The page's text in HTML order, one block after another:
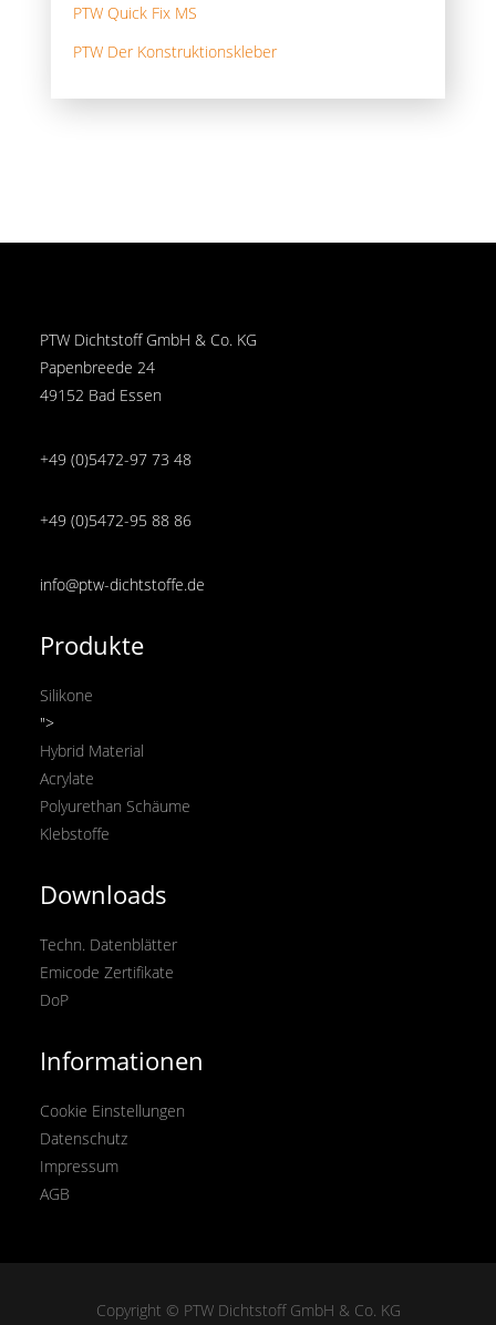
PTW Quick Fix MS
PTW Der Konstruktionskleber
PTW Dichtstoff GmbH & Co. KG
Papenbreede 24
49152 Bad Essen
+49 (0)5472-97 73 48
+49 (0)5472-95 88 86
info@ptw-dichtstoffe.de
Produkte
Silikone
">
Hybrid Material
Acrylate
Polyurethan Schäume
Klebstoffe
Downloads
Techn. Datenblätter
Emicode Zertifikate
DoP
Informationen
Cookie Einstellungen
Datenschutz
Impressum
AGB
Copyright © PTW Dichtstoff GmbH & Co. KG